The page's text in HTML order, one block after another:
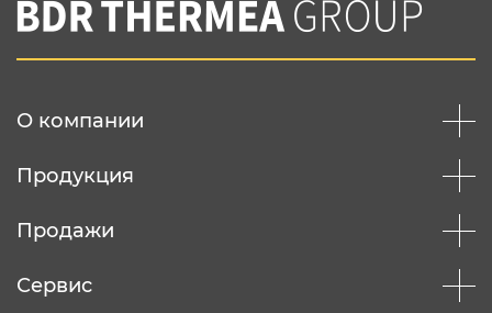
Вы соглашаетесь с нашей политикой
конфеденциальности
О компании
Продукция
Продажи
Сервис